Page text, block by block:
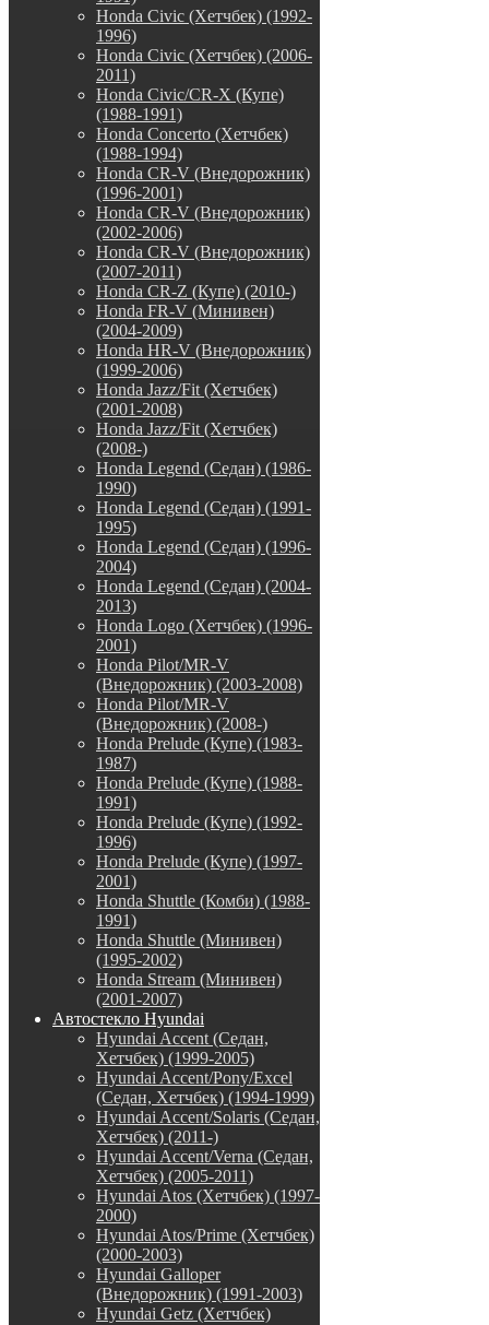
Honda Civic (Хетчбек) (1992-
1996)
Honda Civic (Хетчбек) (2006-
2011)
Honda Civic/CR-X (Купе)
(1988-1991)
Honda Concerto (Хетчбек)
(1988-1994)
Honda CR-V (Внедорожник)
(1996-2001)
Honda CR-V (Внедорожник)
(2002-2006)
Honda CR-V (Внедорожник)
(2007-2011)
Honda CR-Z (Купе) (2010-)
Honda FR-V (Минивен)
(2004-2009)
Honda HR-V (Внедорожник)
(1999-2006)
Honda Jazz/Fit (Хетчбек)
(2001-2008)
Honda Jazz/Fit (Хетчбек)
(2008-)
Honda Legend (Седан) (1986-
1990)
Honda Legend (Седан) (1991-
1995)
Honda Legend (Седан) (1996-
2004)
Honda Legend (Седан) (2004-
2013)
Honda Logo (Хетчбек) (1996-
2001)
Honda Pilot/MR-V
(Внедорожник) (2003-2008)
Honda Pilot/MR-V
(Внедорожник) (2008-)
Honda Prelude (Купе) (1983-
1987)
Honda Prelude (Купе) (1988-
1991)
Honda Prelude (Купе) (1992-
1996)
Honda Prelude (Купе) (1997-
2001)
Honda Shuttle (Комби) (1988-
1991)
Honda Shuttle (Минивен)
(1995-2002)
Honda Stream (Минивен)
(2001-2007)
Автостекло Hyundai
Hyundai Accent (Седан,
Хетчбек) (1999-2005)
Hyundai Accent/Pony/Excel
(Седан, Хетчбек) (1994-1999)
Hyundai Accent/Solaris (Седан,
Хетчбек) (2011-)
Hyundai Accent/Verna (Седан,
Хетчбек) (2005-2011)
Hyundai Atos (Хетчбек) (1997-
2000)
Hyundai Atos/Prime (Хетчбек)
(2000-2003)
Hyundai Galloper
(Внедорожник) (1991-2003)
Hyundai Getz (Хетчбек)